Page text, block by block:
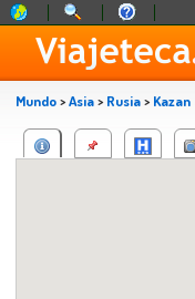
Mundo>Asia> Rusia> Kazan